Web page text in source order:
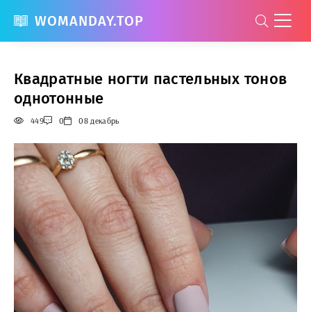
WOMANDAY.TOP
Квадратные ногти пастельных тонов
однотонные
449 0 08 декабрь